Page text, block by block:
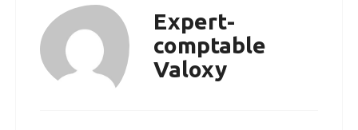
Expert-
comptable
Valoxy